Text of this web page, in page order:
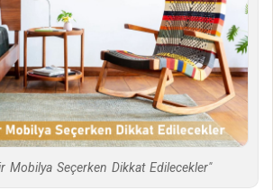
Mobilya Seçerken Dikkat Edilecekler"